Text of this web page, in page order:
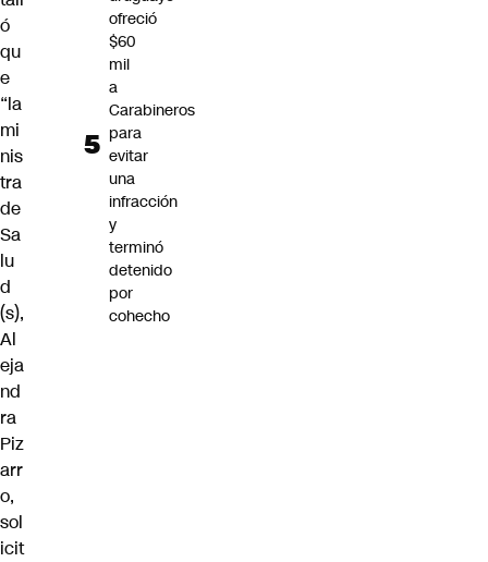
ó
qu
e
“la
mi
nis
tra
de
Sa
lu
d
(s),
Al
eja
nd
ra
Piz
arr
o,
sol
icit
ofreció
$60
mil
a
Carabineros
para
evitar
una
infracción
y
terminó
detenido
por
cohecho